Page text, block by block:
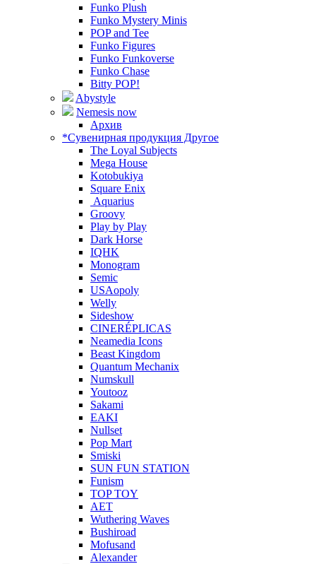
Funko Plush
Funko Mystery Minis
POP and Tee
Funko Figures
Funko Funkoverse
Funko Chase
Bitty POP!
Abystyle
Nemesis now
Архив
*Сувенирная продукция Другое
The Loyal Subjects
Mega House
Kotobukiya
Square Enix
Aquarius
Groovy
Play by Play
Dark Horse
IQHK
Monogram
Semic
USAopoly
Welly
Sideshow
CINERÉPLICAS
Neamedia Icons
Beast Kingdom
Quantum Mechanix
Numskull
Youtooz
Sakami
EAKI
Nullset
Pop Mart
Smiski
SUN FUN STATION
Funism
TOP TOY
AET
Wuthering Waves
Bushiroad
Mofusand
Alexander